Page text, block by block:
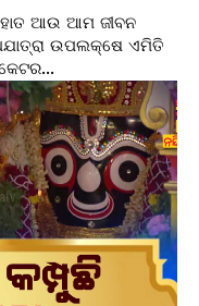
ଆଉ ଆମ ଜୀବନ
ଉପଲକ୍ଷେ ଏମିତି